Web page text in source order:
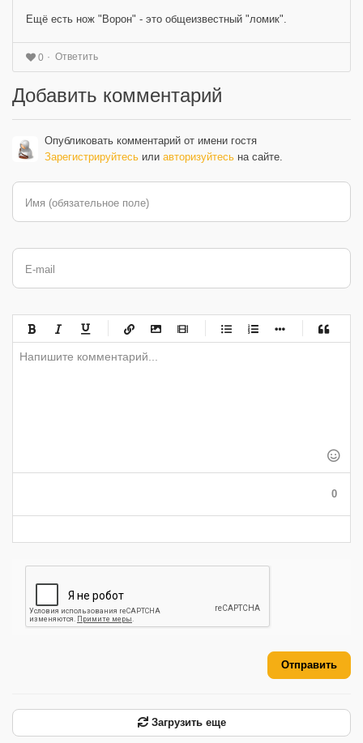
Ещё есть нож "Ворон" - это общеизвестный "ломик".
0 Ответить
Добавить комментарий
Опубликовать комментарий от имени гостя
Зарегистрируйтесь или авторизуйтесь на сайте.
Имя (обязательное поле)
E-mail
-
-
-
0
Отправить
Загрузить еще